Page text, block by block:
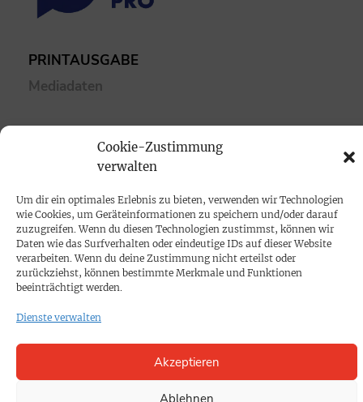
Cookie-Zustimmung
verwalten
Um dir ein optimales Erlebnis zu bieten, verwenden wir Technologien
wie Cookies, um Geräteinformationen zu speichern und/oder darauf
zuzugreifen. Wenn du diesen Technologien zustimmst, können wir
Daten wie das Surfverhalten oder eindeutige IDs auf dieser Website
verarbeiten. Wenn du deine Zustimmung nicht erteilst oder
zurückziehst, können bestimmte Merkmale und Funktionen
beeinträchtigt werden.
Dienste verwalten
Akzeptieren
Ablehnen
PRINTAUSGABE
Mediadaten
SPENDEN
Datenschutz
KONTAKT